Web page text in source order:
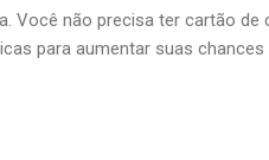
Você não precisa ter cartão de
para aumentar suas
❌ Evite reprovações Não
de um formulário com nomes